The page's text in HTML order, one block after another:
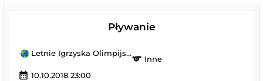
Pływanie
Letnie Igrzyska Olimpijskie Młodzieży w Buenos Aires
sports Inne
calendar_month 10.10.2018 23:00